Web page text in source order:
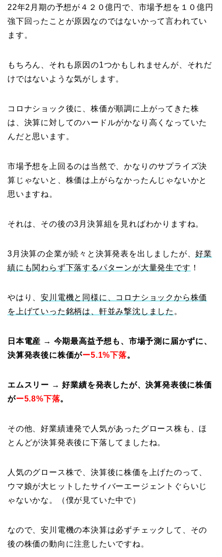
22年2月期の予想が４２０億円で、市場予想を１０億円
強下回ったことが原因なのではないかって言われてい
ます。
もちろん、それも原因の1つかもしれませんが、それだ
けではないような気がします。
コロナショック後に、株価が順調に上がってきた株
は、決算に対してのハードルがかなり高くなっていた
んだと思います。
市場予想を上回るのは当然で、かなりのサプライズ決
算じゃないと、株価は上がらなかったんじゃないかと
思いますね。
それは、その後の3月決算組を見ればわかりますね。
3月決算の企業が続々と決算発表を出しましたが、好業
績にも関わらず下落するパターンが大量発生です ！
やはり、安川電機と同様に、コロナショックから株価
を上げていった銘柄は、軒並み撃沈しました 。
日本電産 → 今期最高益予想も、市場予測に届かずに、
決算発表後に株価がー5.1%下落。
エムスリー → 好業績を発表したが、決算発表後に株価
がー5.8%下落。
その他、好業績連発で人気があったグロース株も、ほ
とんどが決算発表後に下落してましたね。
人気のグロース株で、決算後に株価を上げたのって、
ウマ娘が大ヒットしたサイバーエージェントぐらいじ
ゃないかな。（僕が見ていた中で）
なので、安川電機の本決算は必ずチェックして、その
後の株価の動向に注意したいですね。